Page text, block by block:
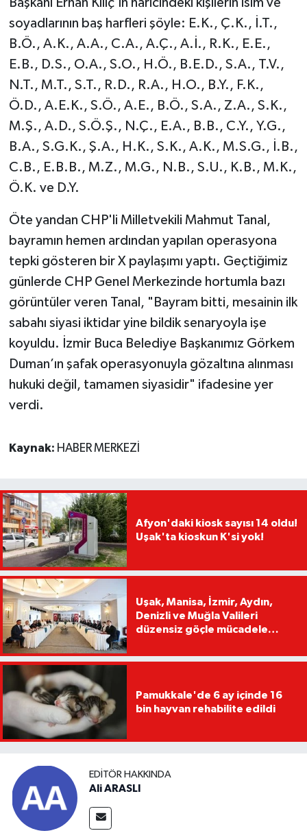
soyadlarının baş harfleri şöyle: E.K., Ç.K., İ.T.,
B.Ö., A.K., A.A., C.A., A.Ç., A.İ., R.K., E.E.,
E.B., D.S., O.A., S.O., H.Ö., B.E.D., S.A., T.V.,
N.T., M.T., S.T., R.D., R.A., H.O., B.Y., F.K.,
Ö.D., A.E.K., S.Ö., A.E., B.Ö., S.A., Z.A., S.K.,
M.Ş., A.D., S.Ö.Ş., N.Ç., E.A., B.B., C.Y., Y.G.,
B.A., S.G.K., Ş.A., H.K., S.K., A.K., M.S.G., İ.B.,
C.B., E.B.B., M.Z., M.G., N.B., S.U., K.B., M.K.,
Ö.K. ve D.Y.
Öte yandan CHP'li Milletvekili Mahmut Tanal,
bayramın hemen ardından yapılan operasyona
tepki gösteren bir X paylaşımı yaptı. Geçtiğimiz
günlerde CHP Genel Merkezinde hortumla bazı
görüntüler veren Tanal, "Bayram bitti, mesainin ilk
sabahı siyasi iktidar yine bildik senaryoyla işe
koyuldu. İzmir Buca Belediye Başkanımız Görkem
Duman’ın şafak operasyonuyla gözaltına alınması
hukuki değil, tamamen siyasidir" ifadesine yer
verdi.
Kaynak: HABER MERKEZİ
Afyon'daki kiosk sayısı 14 oldu!
Uşak'ta kioskun K'si yok!
Uşak, Manisa, İzmir, Aydın,
Denizli ve Muğla Valileri
düzensiz göçle mücadele
Pamukkale'de 6 ay içinde 16
bin hayvan rehabilite edildi
EDITÖR HAKKINDA
Ali ARASLI